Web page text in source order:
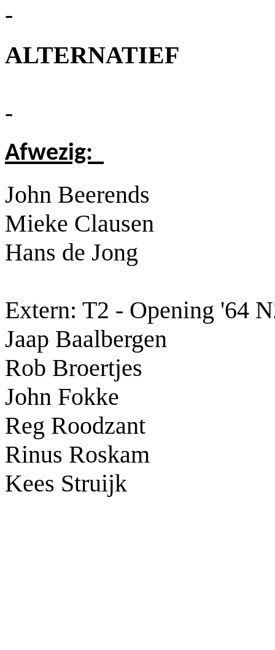
-
ALTERNATIEF
-
Afwezig:
John Beerends
Mieke Clausen
Hans de Jong
Extern: T2 - Opening '64
Jaap Baalbergen
Rob Broertjes
John Fokke
Reg Roodzant
Rinus Roskam
Kees Struijk